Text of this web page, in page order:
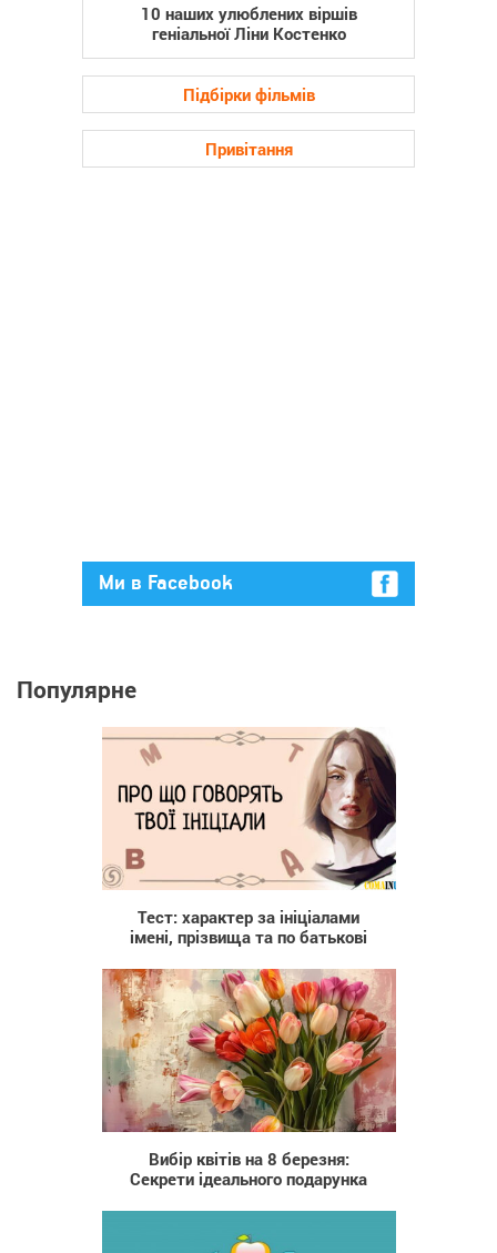
10 наших улюблених віршів
геніальної Ліни Костенко
Підбірки фільмів
Привітання
Ми в Facebook
Популярне
177 784
Тест: характер за ініціалами
імені, прізвища та по батькові
70
Вибір квітів на 8 березня:
Секрети ідеального подарунка